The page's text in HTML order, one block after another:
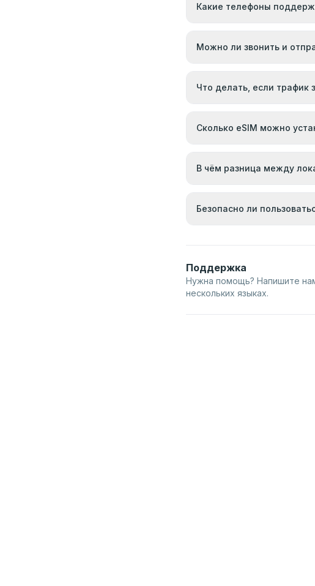
Какие телефоны
Можно ли звонить и
Что делать, если трафик
Сколько eSIM можно
В чём разница между
Безопасно ли
Поддержка
Нужна помощь? Напишите
нескольких языках.